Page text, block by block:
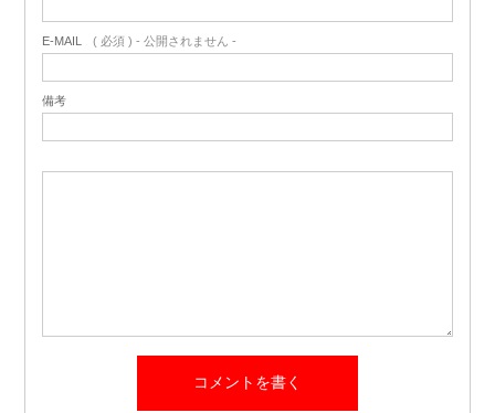
E-MAIL ( 必須 ) - 公開されません -
備考